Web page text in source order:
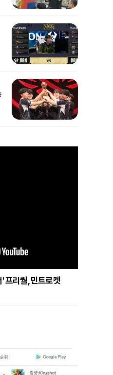
프리퀄, 민트로켓